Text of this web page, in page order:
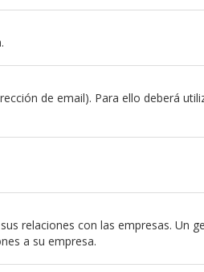
de email). Para ello deberá
relaciones con las empresas. Un
a su empresa.